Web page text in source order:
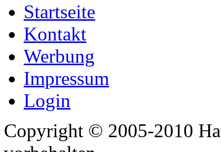
Startseite
Kontakt
Werbung
Impressum
Login
Copyright © 2005-2010